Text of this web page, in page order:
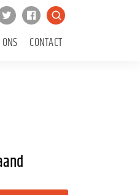
CONTACT